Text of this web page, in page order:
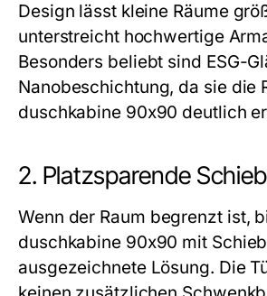
Design lässt kleine Räume
unterstreicht hochwertige
Besonders beliebt sind ESG-
Nanobeschichtung, da sie die
duschkabine 90x90 deutlich
2. Platzsparende
Wenn der Raum begrenzt ist,
duschkabine 90x90 mit
ausgezeichnete Lösung. Die